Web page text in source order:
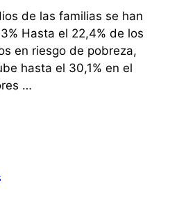
de las familias se han
Hasta el 22,4% de los
en riesgo de pobreza,
hasta el 30,1% en el
…